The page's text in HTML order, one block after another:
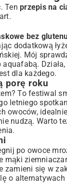
Ten przepis na
bez
dodatkową
Mój
dla każdego.
porę roku
To festiwal
letniego
owoców,
nudzą. Warto
po owoce
mąki
zamieni się w
o